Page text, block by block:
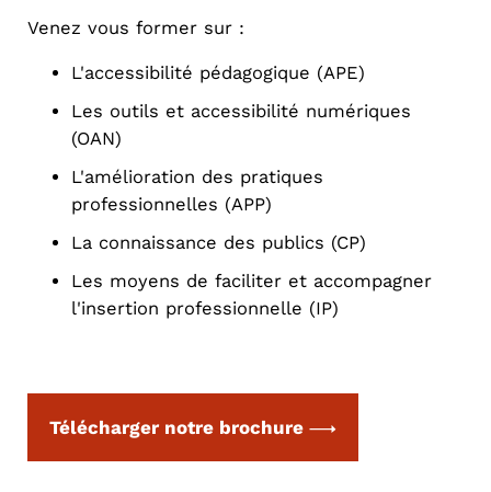
Venez vous former sur :
L'accessibilité pédagogique (APE)
Les outils et accessibilité numériques
(OAN)
L'amélioration des pratiques
professionnelles (APP)
La connaissance des publics (CP)
Les moyens de faciliter et accompagner
l'insertion professionnelle (IP)
Télécharger notre brochure